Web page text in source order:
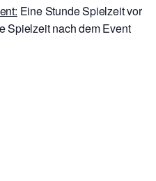
Eine Stunde Spielzeit vor
Spielzeit nach dem Event